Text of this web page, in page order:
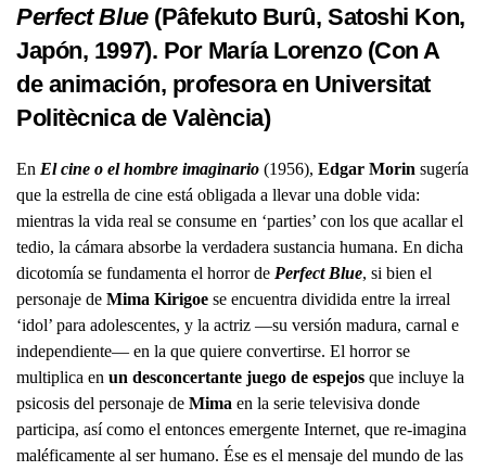
Perfect Blue (Pâfekuto Burû, Satoshi Kon,
Japón, 1997). Por María Lorenzo (Con A
de animación, profesora en Universitat
Politècnica de València)
En El cine o el hombre imaginario (1956), Edgar Morin sugería
que la estrella de cine está obligada a llevar una doble vida:
mientras la vida real se consume en ‘parties’ con los que acallar el
tedio, la cámara absorbe la verdadera sustancia humana. En dicha
dicotomía se fundamenta el horror de Perfect Blue, si bien el
personaje de Mima Kirigoe se encuentra dividida entre la irreal
‘idol’ para adolescentes, y la actriz —su versión madura, carnal e
independiente— en la que quiere convertirse. El horror se
multiplica en un desconcertante juego de espejos que incluye la
psicosis del personaje de Mima en la serie televisiva donde
participa, así como el entonces emergente Internet, que re-imagina
maléficamente al ser humano. Ése es el mensaje del mundo de las